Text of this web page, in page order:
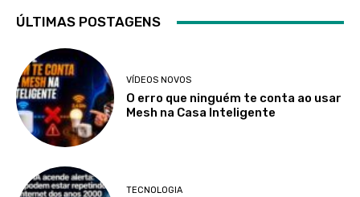
ÚLTIMAS POSTAGENS
VÍDEOS NOVOS
O erro que ninguém te conta ao usar
Mesh na Casa Inteligente
TECNOLOGIA